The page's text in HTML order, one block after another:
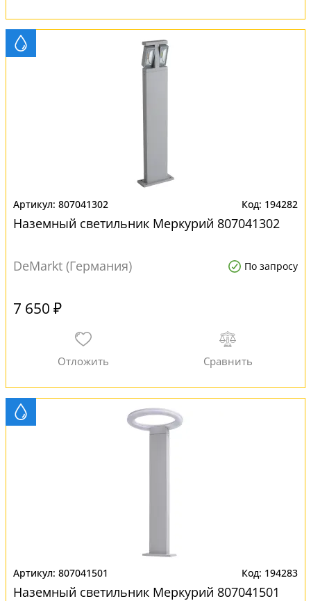
807041302 194282
Наземный светильник Меркурий 807041302
DeMarkt (Германия) По запросу
7 650 ₽
807041501 194283
Наземный светильник Меркурий 807041501